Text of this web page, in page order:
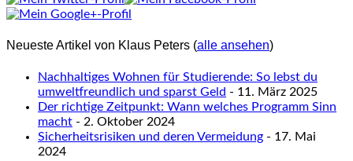
Neueste Artikel von Klaus Peters (alle ansehen)
Nachhaltiges Wohnen für Studierende: So lebst du
umweltfreundlich und sparst Geld - 11. März 2025
Der richtige Zeitpunkt: Wann welches Programm Sinn
macht - 2. Oktober 2024
Sicherheitsrisiken und deren Vermeidung - 17. Mai
2024